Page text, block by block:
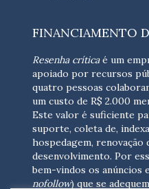
FINANCIAMENTO
Resenha críticaé um
apoiado por recursos
quatro pessoas
um custo de R$ 2.000
Este valor é suficiente
suporte, coleta de,
hospedagem, renovação
desenvolvimento. Por
bem-vindos os anúncios e
nofollow) que se